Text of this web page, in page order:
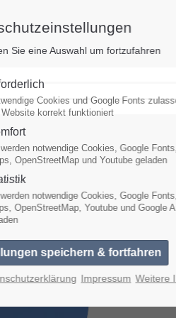
sit amet:
365days
- 5:00pm(GMT
Get in
376-293
Have
Drop
Über
indigene
können Sie
- oder sich
Sie eine Auswahl um fortzufahren
Cookies und Google Fonts
korrekt funktioniert
notwendige Cookies, Google
OpenStreetMap und Youtube geladen
notwendige Cookies, Google
OpenStreetMap, Youtube und Google
Impressum Weitere